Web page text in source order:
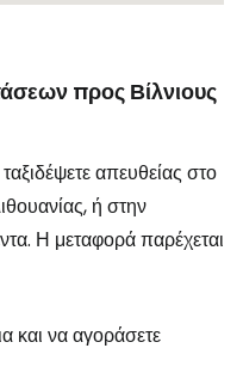
προς Βίλνιους
απευθείας στο
ή στην
Η μεταφορά παρέχεται
και να αγοράσετε